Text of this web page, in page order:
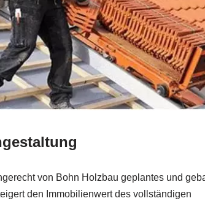
von Bohn Holzbau geplantes und
den Immobilienwert des vollständigen